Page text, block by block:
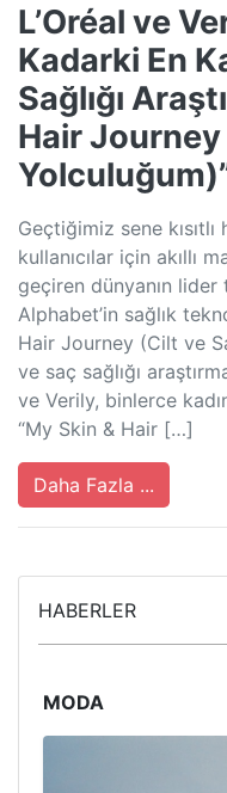
L’Oréal ve
Kadarki En
Sağlığı
Hair
Geçtiğimiz sene
kullanıcılar için akıllı
geçiren dünyanın
Alphabet’in sağlık
Hair Journey (Cilt ve
ve saç sağlığı
ve Verily, binlerce
“My Skin & Hair […]
Daha Fazla ...
HABERLER
MODA